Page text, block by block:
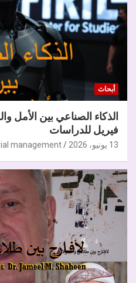
أبحاث
الذكاء الصناعي بين
فيريل للدراسات
13 يونيو، 2026 management